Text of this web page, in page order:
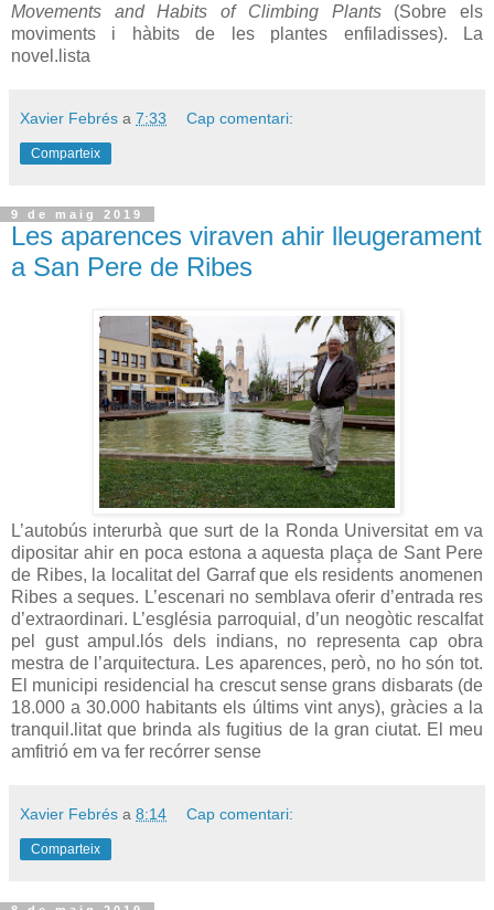
Movements and Habits of Climbing Plants(Sobre els
moviments i hàbits de les plantes enfiladisses). La
novel.lista
Xavier Febrés a 7:33 Cap comentari:
Comparteix
9 de maig 2019
Les aparences viraven ahir lleugerament
a San Pere de Ribes
L’autobús interurbà que surt de la Ronda Universitat em va
dipositar ahir en poca estona a aquesta plaça de Sant Pere
de Ribes, la localitat del Garraf que els residents anomenen
Ribes a seques. L’escenari no semblava oferir d’entrada res
d’extraordinari. L’església parroquial, d’un neogòtic rescalfat
pel gust ampul.lós dels indians, no representa cap obra
mestra de l’arquitectura. Les aparences, però, no ho són tot.
El municipi residencial ha crescut sense grans disbarats (de
18.000 a 30.000 habitants els últims vint anys), gràcies a la
tranquil.litat que brinda als fugitius de la gran ciutat. El meu
amfitrió em va fer recórrer sense
Xavier Febrés a 8:14 Cap comentari:
Comparteix